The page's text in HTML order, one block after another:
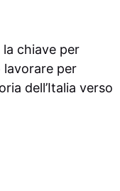
chiave per
lavorare per
dell’Italia verso